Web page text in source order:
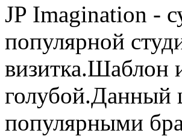
JP Imagination -
популярной
визитка.Шаблон
голубой.Данный
популярными